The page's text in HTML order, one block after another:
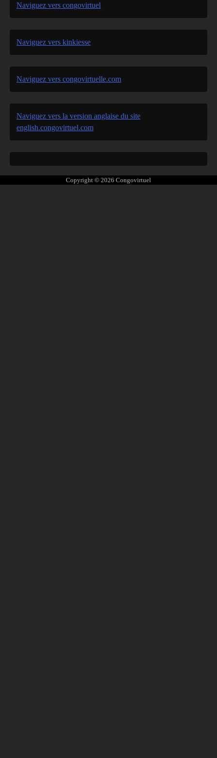
Naviguez vers congovirtuel
Naviguez vers kinkiesse
Naviguez vers congovirtuelle.com
Naviguez vers la version anglaise du site
english.congovirtuel.com
Copyright © 2026 Congovirtuel